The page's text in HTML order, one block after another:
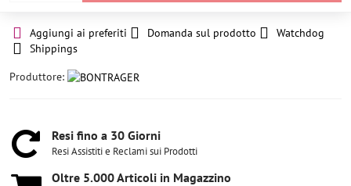
Aggiungi ai preferiti Domanda sul prodotto
Watchdog
Shippings
Produttore:
Resi fino a 30 Giorni
Resi Assistiti e Reclami sui Prodotti
Oltre 5​.000 Articoli in Magazzino